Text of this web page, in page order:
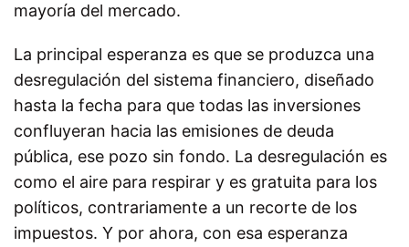
mayoría del mercado.
La principal esperanza es que se produzca una
desregulación del sistema financiero, diseñado
hasta la fecha para que todas las inversiones
confluyeran hacia las emisiones de deuda
pública, ese pozo sin fondo. La desregulación es
como el aire para respirar y es gratuita para los
políticos, contrariamente a un recorte de los
impuestos. Y por ahora, con esa esperanza